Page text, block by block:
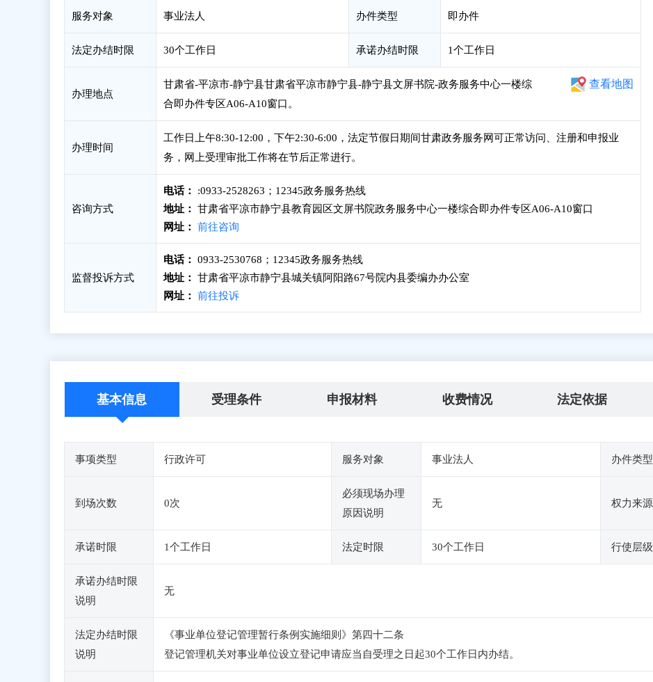
服务对象 事业法人 办件类型 即办件
法定办结时限 30个工作日 承诺办结时限 1个工作日
办理地点
甘肃省-平凉市-静宁县甘肃省平凉市静宁县-静宁县文屏书院-政务服务中心一楼综
合即办件专区A06-A10窗口。
查看地图
办理时间
工作日上午8:30-12:00，下午2:30-6:00，法定节假日期间甘肃政务服务网可正常访问、注册和申报业
务，网上受理审批工作将在节后正常进行。
咨询方式
电话：
:0933-2528263；12345政务服务热线
地址：
甘肃省平凉市静宁县教育园区文屏书院政务服务中心一楼综合即办件专区A06-A10窗口
网址：
前往咨询
监督投诉方式
电话：
0933-2530768；12345政务服务热线
地址：
甘肃省平凉市静宁县城关镇阿阳路67号院内县委编办办公室
网址：
前往投诉
基本信息 受理条件 申报材料 收费情况 法定依据
事项类型 行政许可 服务对象 事业法人 办件类型
到场次数 0次
必须现场办理
原因说明
无 权力来源
承诺时限 1个工作日 法定时限 30个工作日 行使层级
承诺办结时限
说明
无
法定办结时限
说明
《事业单位登记管理暂行条例实施细则》第四十二条
登记管理机关对事业单位设立登记申请应当自受理之日起30个工作日内办结。